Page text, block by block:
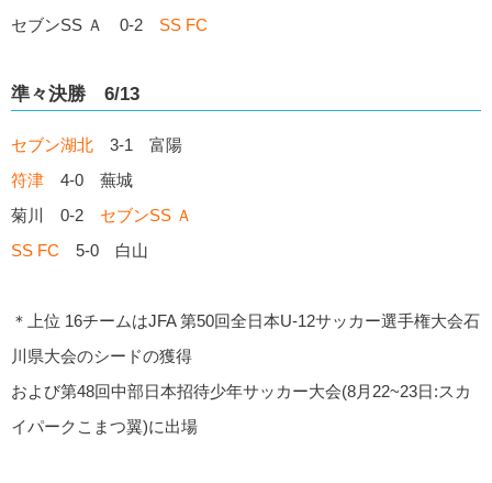
セブンSS Ａ 0-2 SS FC
準々決勝 6/13
セブン湖北 3-1 富陽
符津 4-0 蕪城
菊川 0-2 セブンSS Ａ
SS FC 5-0 白山
＊上位 16チームはJFA 第50回全日本U-12サッカー選手権大会石
川県大会のシードの獲得
および第48回中部日本招待少年サッカー大会(8月22~23日:スカ
イパークこまつ翼)に出場